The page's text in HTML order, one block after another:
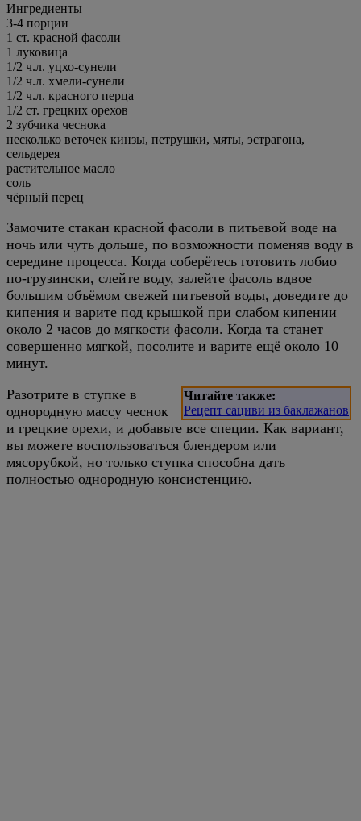
Ингредиенты
3-4 порции
1 ст. красной фасоли
1 луковица
1/2 ч.л. уцхо-сунели
1/2 ч.л. хмели-сунели
1/2 ч.л. красного перца
1/2 ст. грецких орехов
2 зубчика чеснока
несколько веточек кинзы, петрушки, мяты, эстрагона,
сельдерея
растительное масло
соль
чёрный перец
Замочите стакан красной фасоли в питьевой воде на
ночь или чуть дольше, по возможности поменяв воду в
середине процесса. Когда соберётесь готовить лобио
по-грузински, слейте воду, залейте фасоль вдвое
большим объёмом свежей питьевой воды, доведите до
кипения и варите под крышкой при слабом кипении
около 2 часов до мягкости фасоли. Когда та станет
совершенно мягкой, посолите и варите ещё около 10
минут.
Читайте также:
Рецепт сациви из баклажанов
Разотрите в ступке в
однородную массу чеснок
и грецкие орехи, и добавьте все специи. Как вариант,
вы можете воспользоваться блендером или
мясорубкой, но только ступка способна дать
полностью однородную консистенцию.